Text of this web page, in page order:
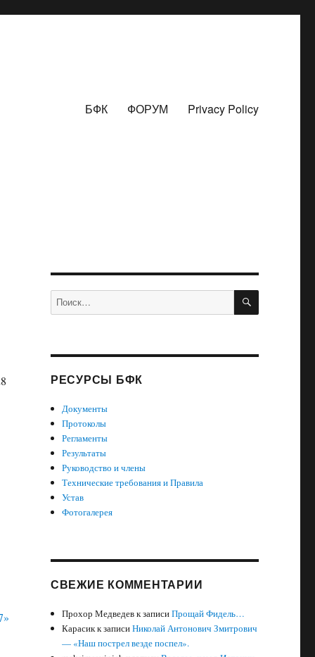
БФК ФОРУМ Privacy Policy
Искать: ПОИСК
РЕСУРСЫ БФК
Документы
Протоколы
Регламенты
Результаты
Руководство и члены
Технические требования и Правила
Устав
Фотогалерея
СВЕЖИЕ КОММЕНТАРИИ
Прохор Медведевк записиПрощай Фидель…
Карасикк записиНиколай Антонович Змитрович
— «Наш пострел везде поспел».